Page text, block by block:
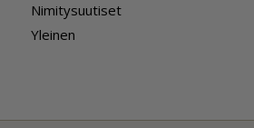
Nimitysuutiset
Yleinen